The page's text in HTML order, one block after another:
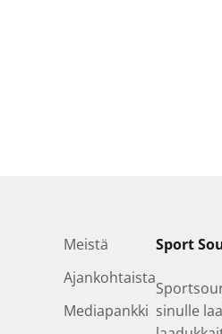
Meistä
Ajankohtaista
Mediapankki
Sport
sinulle